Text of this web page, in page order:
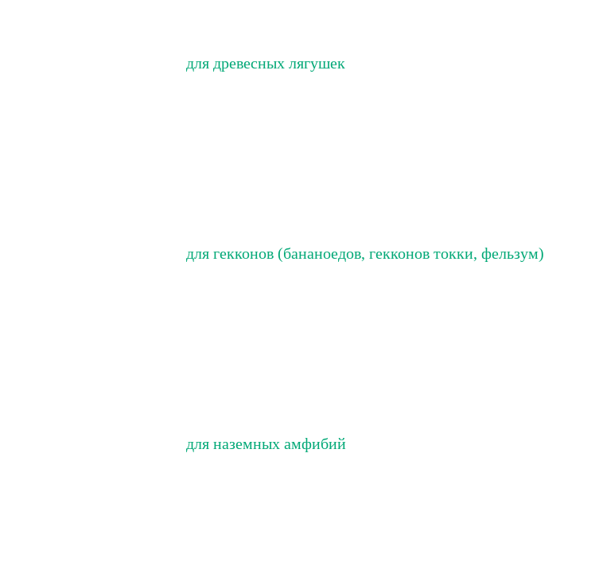
для древесных лягушек
для гекконов (бананоедов, гекконов токки, фельзум)
для наземных амфибий